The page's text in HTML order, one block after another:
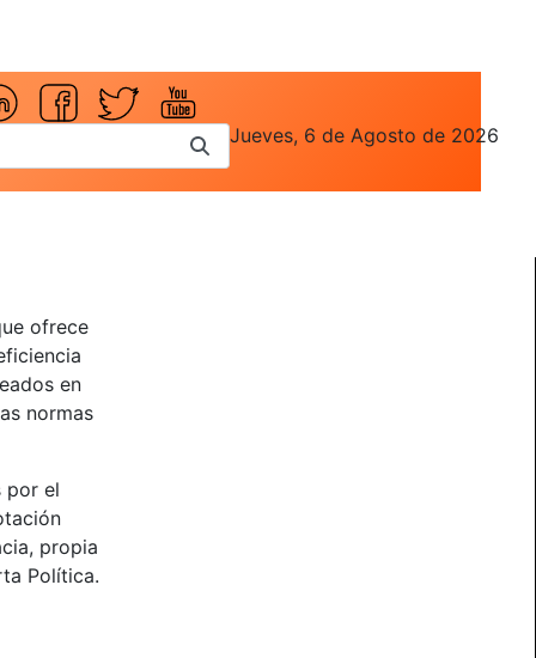
Jueves, 6 de Agosto de 2026
ofrece
en
normas
por el
propia
Política.